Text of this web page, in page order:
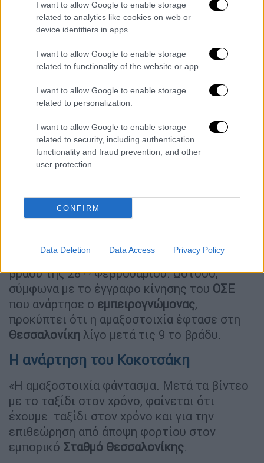
I want to allow Google to enable storage
related to analytics like cookies on web or
device identifiers in apps.
I want to allow Google to enable storage
related to functionality of the website or app.
I want to allow Google to enable storage
related to personalization.
I want to allow Google to enable storage
related to security, including authentication
functionality and fraud prevention, and other
user protection.
CONFIRM
Data Deletion Data Access Privacy Policy
Κοκοτσάκης: Έγγραφο του ΟΣΕ
διαψεύδει τον ελεγκτή για το
Με ανάρτησή του στοFacebook
εμπειρογνώμονας οικογενειών θυμάτων των
Τεμπώνπαρουσιάζει έγγραφο, σχετικά με το
εμπορικό τρένο και τις ώρες άφιξής τους
Θεσσαλονίκη
Κοκοτσάκηςπαρουσίασε την κατάθεση του
ελεγκτή για τηνεμπορική αμαξοστοιχία, με
Θεσσαλονίκηαπό τις 19:40 έως τις 20:30 το
βράδυ της 28ηςΦεβρουαρίου. Ωστόσο,
σύμφωνα με το έγγραφο κίνησης του ΟΣΕ
που ανάρτησε ο εμπειρογνώμονας,
προκύπτει ότι η αμαξοστοιχία έφτασε στη
Θεσσαλονίκη λίγο μετά τις 9 το βράδυ.
Η ανάρτηση του Κοκοτσάκη
«Η αμαξοστοιχία φάντασμα. Μετά τα βίντεο
με το ταξίδι στον χρόνο, φαίνεται ότι
έχουμε ταξίδι στον χρόνο και για την
επιθεώρηση από άποψη φορτίου στον
εμπορικό Σταθμό Θεσσαλονίκης.